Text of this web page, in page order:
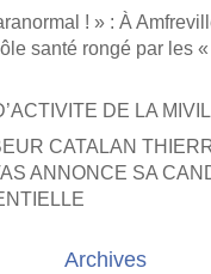
! » : À
santé rongé par les
DE LA
CATALAN
ANNONCE SA
Archives